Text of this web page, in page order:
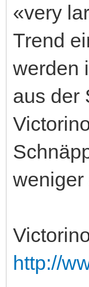
«very
Trend
werden
aus der
weniger
http://